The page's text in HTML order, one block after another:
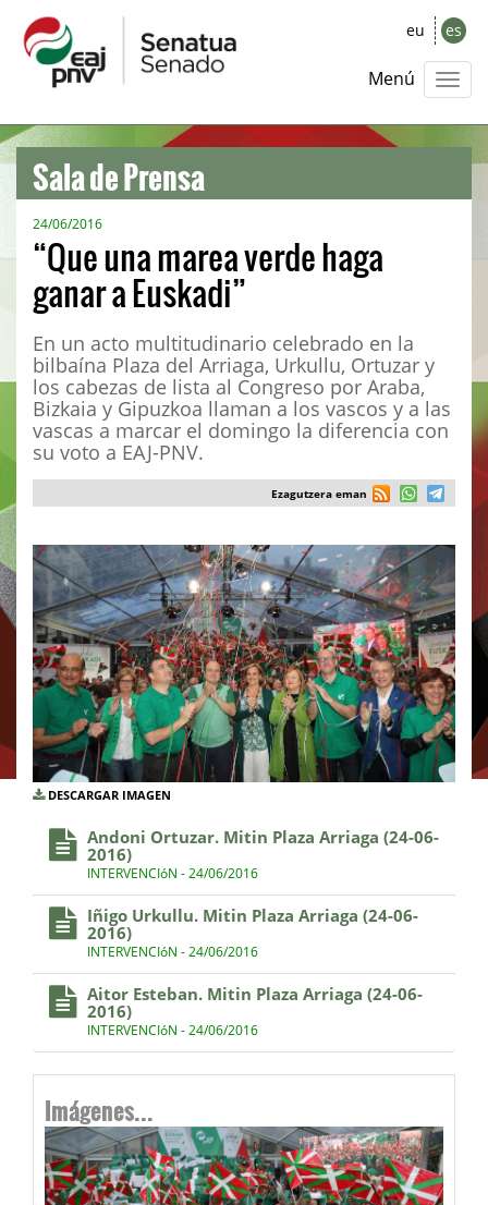
eu es
Menú
Sala de Prensa
24/06/2016
“Que una marea verde haga
ganar a Euskadi”
En un acto multitudinario celebrado en la
bilbaína Plaza del Arriaga, Urkullu, Ortuzar y
los cabezas de lista al Congreso por Araba,
Bizkaia y Gipuzkoa llaman a los vascos y a las
vascas a marcar el domingo la diferencia con
su voto a EAJ-PNV.
Ezagutzera eman
DESCARGAR IMAGEN
Andoni Ortuzar. Mitin Plaza Arriaga (24-06-
2016)
INTERVENCIóN - 24/06/2016
Iñigo Urkullu. Mitin Plaza Arriaga (24-06-
2016)
INTERVENCIóN - 24/06/2016
Aitor Esteban. Mitin Plaza Arriaga (24-06-
2016)
INTERVENCIóN - 24/06/2016
Imágenes...